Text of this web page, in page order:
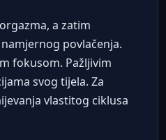
a zatim
povlačenja.
fokusom. Pažljivim
svog tijela. Za
vlastitog ciklusa